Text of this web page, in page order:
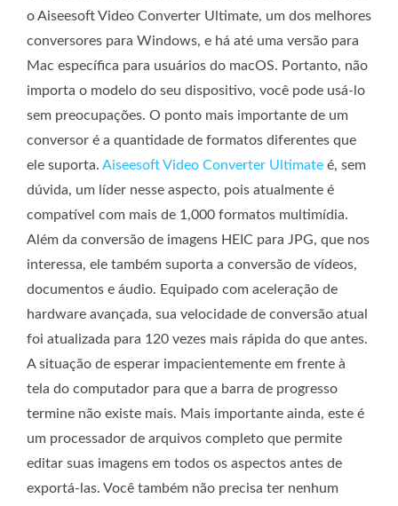
o Aiseesoft Video Converter Ultimate, um dos melhores
conversores para Windows, e há até uma versão para
Mac específica para usuários do macOS. Portanto, não
importa o modelo do seu dispositivo, você pode usá-lo
sem preocupações. O ponto mais importante de um
conversor é a quantidade de formatos diferentes que
ele suporta. Aiseesoft Video Converter Ultimate é, sem
dúvida, um líder nesse aspecto, pois atualmente é
compatível com mais de 1,000 formatos multimídia.
Além da conversão de imagens HEIC para JPG, que nos
interessa, ele também suporta a conversão de vídeos,
documentos e áudio. Equipado com aceleração de
hardware avançada, sua velocidade de conversão atual
foi atualizada para 120 vezes mais rápida do que antes.
A situação de esperar impacientemente em frente à
tela do computador para que a barra de progresso
termine não existe mais. Mais importante ainda, este é
um processador de arquivos completo que permite
editar suas imagens em todos os aspectos antes de
exportá-las. Você também não precisa ter nenhum